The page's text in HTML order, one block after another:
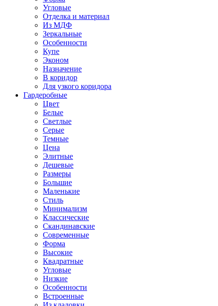
Угловые
Отделка и материал
Из МДФ
Зеркальные
Особенности
Купе
Эконом
Назначение
В коридор
Для узкого коридора
Гардеробные
Цвет
Белые
Светлые
Серые
Темные
Цена
Элитные
Дешевые
Размеры
Большие
Маленькие
Стиль
Минимализм
Классические
Скандинавские
Современные
Форма
Высокие
Квадратные
Угловые
Низкие
Особенности
Встроенные